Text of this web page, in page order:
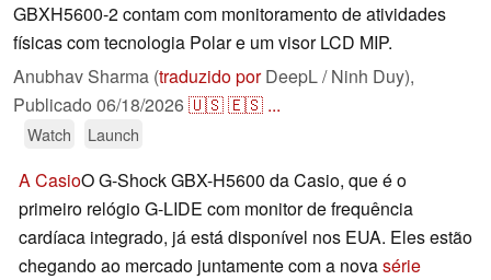
GBXH5600-2 contam com monitoramento de atividades
físicas com tecnologia Polar e um visor LCD MIP.
Anubhav Sharma (traduzido porDeepL / Ninh Duy),
Publicado 06/18/2026🇺🇸🇪🇸 ...
Watch Launch
A CasioO G-Shock GBX-H5600 da Casio, que é o
primeiro relógio G-LIDE com monitor de frequência
cardíaca integrado, já está disponível nos EUA. Eles estão
chegando ao mercado juntamente com a novasérie